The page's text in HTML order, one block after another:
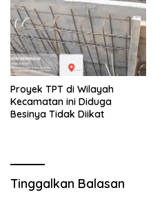
Proyek TPT di Wilayah
Kecamatan ini Diduga
Besinya Tidak Diikat
Tinggalkan Balasan